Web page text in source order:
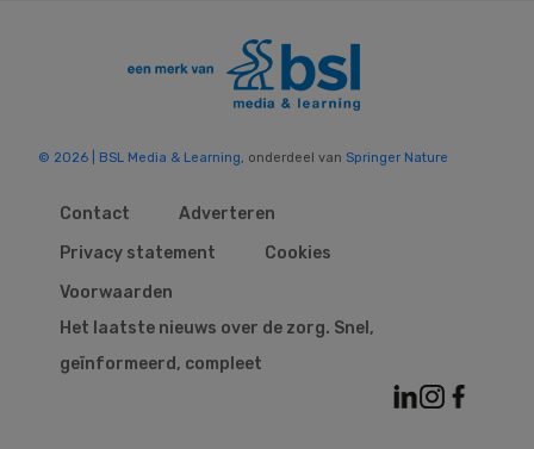
© 2026 | BSL Media & Learning, onderdeel van Springer Nature
Contact
Adverteren
Privacy statement
Cookies
Voorwaarden
Het laatste nieuws over de zorg. Snel,
geïnformeerd, compleet